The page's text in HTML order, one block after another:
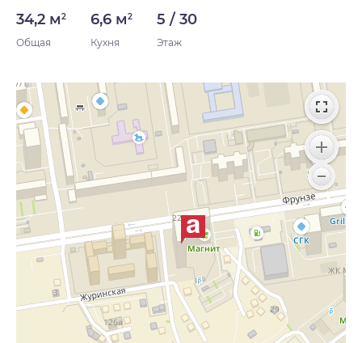
34,2 м2
Общая
6,6 м2
Кухня
5 / 30
Этаж